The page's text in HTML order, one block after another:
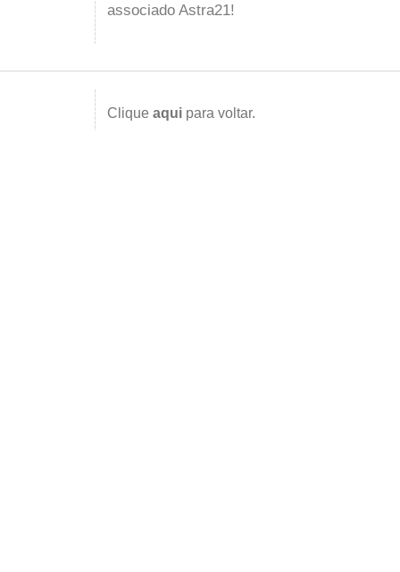
associado Astra21!
Clique aqui para voltar.